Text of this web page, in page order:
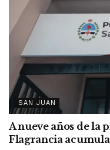
SAN JUAN
A nueve años de la
Flagrancia acumula